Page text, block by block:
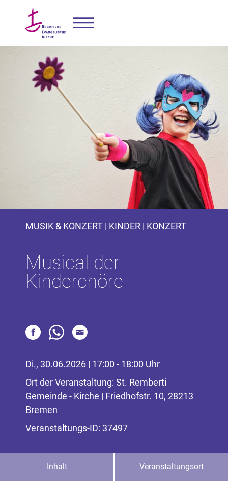
MUSIK & KONZERT | KINDER | KONZERT
Musical der
Kinderchöre
Di., 30.06.2026 | 17:00 - 18:00 Uhr
Ort der Veranstaltung: St. Remberti
Gemeinde - Kirche | Friedhofstr. 10, 28213
Bremen
Veranstaltungs-ID: 37497
Inhalt Veranstaltungsort